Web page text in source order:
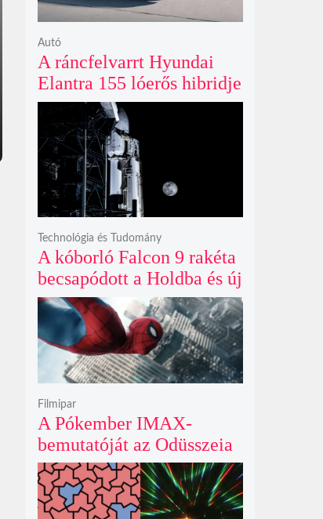
A ráncfelvarrt Hyundai
Elantra 155 lóerős hibridje
és prémium utastere
komoly belsőtéri ugrást
hoz
Autó
A kóborló Falcon 9 rakéta
becsapódott a Holdba és új
krátert hagyott maga után
Technológia és Tudomány
A Pókember IMAX-
bemutatóját az Odüsszeia
exkluzív vetítési
időszakának lejárta hozza
el
Filmipar